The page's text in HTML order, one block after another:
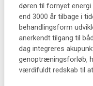
døren til fornyet
end 3000 år tilbage i
behandlingsform
anerkendt tilgang til
dag integreres
genoptræningsforløb,
værdifuldt redskab til